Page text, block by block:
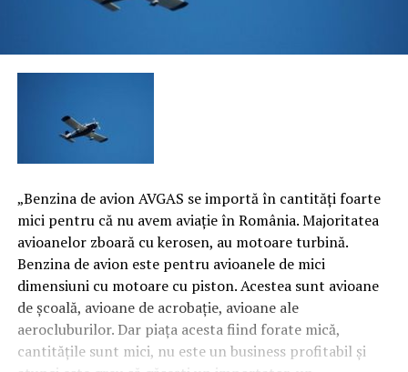
„Benzina de avion AVGAS se importă în cantităţi foarte
mici pentru că nu avem aviaţie în România. Majoritatea
avioanelor zboară cu kerosen, au motoare turbină.
Benzina de avion este pentru avioanele de mici
dimensiuni cu motoare cu piston. Acestea sunt avioane
de şcoală, avioane de acrobaţie, avioane ale
aerocluburilor. Dar piaţa acesta fiind forate mică,
cantităţile sunt mici, nu este un business profitabil şi